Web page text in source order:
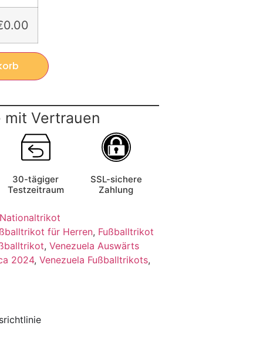
mit Vertrauen
30-tägiger
Testzeitraum
SSL-sichere
Zahlung
Nationaltrikot
für Herren, Fußballtrikot
, Venezuela Auswärts
2024, Venezuela Fußballtrikots,